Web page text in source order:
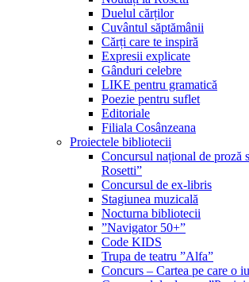
Duelul cărților
Cuvântul săptămânii
Cărți care te inspiră
Expresii explicate
Gânduri celebre
LIKE pentru gramatică
Poezie pentru suflet
Editoriale
Filiala Cosânzeana
Proiectele bibliotecii
Concursul național de proză
Rosetti”
Concursul de ex-libris
Stagiunea muzicală
Nocturna bibliotecii
”Navigator 50+”
Code KIDS
Trupa de teatru ”Alfa”
Concurs – Cartea pe care o